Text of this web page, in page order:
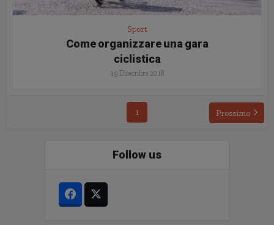
Sport
Come organizzare una gara
ciclistica
19 Dicembre 2018
1 Prossimo
Follow us